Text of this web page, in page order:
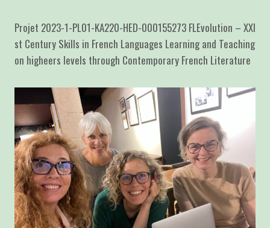
Projet 2023-1-PL01-KA220-HED-000155273 FLEvolution – XXI
st Century Skills in French Languages Learning and Teaching
on higheers levels through Contemporary French Literature